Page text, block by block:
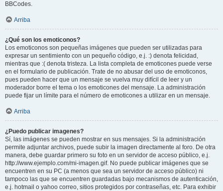
BBCodes.
Arriba
¿Qué son los emoticonos?
Los emoticonos son pequeñas imágenes que pueden ser utilizadas para
expresar un sentimiento con un pequeño código, e.j. :) denota felicidad,
mientras que :( denota tristeza. La lista completa de emoticones puede verse
en el formulario de publicación. Trate de no abusar del uso de emoticonos,
pues pueden hacer que un mensaje se vuelva muy difícil de leer y un
moderador borre el tema o los emoticones del mensaje. La administración
puede fijar un límite para el número de emoticones a utilizar en un mensaje.
Arriba
¿Puedo publicar imagenes?
Sí, las imágenes se pueden mostrar en sus mensajes. Si la administración
permite adjuntar archivos, puede subir la imagen directamente al foro. De otra
manera, debe guardar primero su foto en un servidor de acceso público, e.j.
http://www.ejemplo.com/mi-imagen.gif. No puede publicar imágenes que se
encuentren en su PC (a menos que sea un servidor de acceso público) ni
tampoco las que se encuentren guardadas bajo mecanismos de autenticación,
e.j. hotmail o yahoo correo, sitios protegidos por contraseñas, etc. Para exhibir